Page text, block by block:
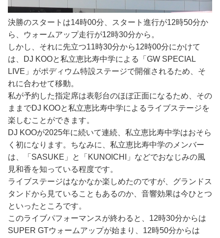
決勝のスタートは14時00分、スタート進行が12時50分か
ら、ウォームアップ走行が12時30分から。
しかし、それに先立つ11時30分から12時00分にかけて
は、DJ KOOと私立恵比寿中学による「GW SPECIAL
LIVE」がポディウム特設ステージで開催されるため、そ
れに合わせて移動。
私が予約した指定席は表彰台のほぼ正面になるため、その
ままでDJ KOOと私立恵比寿中学によるライブステージを
楽しむことができます。
DJ KOOが2025年に続いて連続、私立恵比寿中学はおそら
く初になります。ちなみに、私立恵比寿中学のメンバー
は、「SASUKE」と「KUNOICHI」などでおなじみの風
見和香を知っている程度です。
ライブステージはなかなか楽しめたのですが、グランドス
タンドから見ていることもあるのか、音響効果は今ひとつ
といったところです。
このライブパフォーマンスが終わると、12時30分からは
SUPER GTウォームアップが始まり、12時50分からは